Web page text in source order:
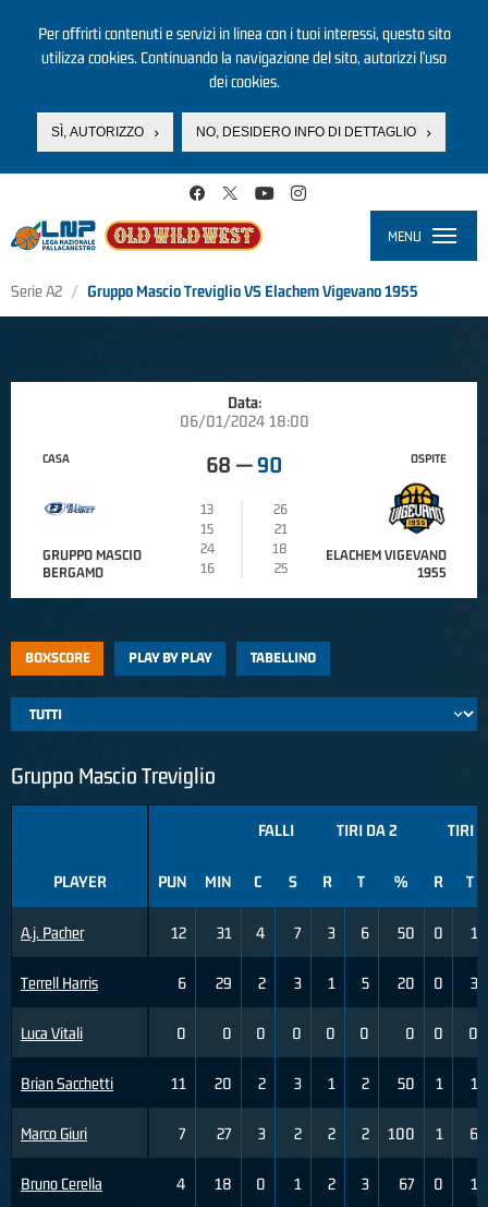
Per offrirti contenuti e servizi in linea con i tuoi interessi, questo sito
utilizza cookies. Continuando la navigazione del sito, autorizzi l’uso
dei cookies.
SÌ, AUTORIZZO NO, DESIDERO INFO DI DETTAGLIO
MENU
Serie A2 Gruppo Mascio Treviglio VS Elachem Vigevano 1955
Data:
06/01/2024 18:00
CASA
GRUPPO MASCIO
BERGAMO
68 — 90
13
26
15
21
24
18
16
25
OSPITE
ELACHEM VIGEVANO
1955
BOXSCORE PLAY BY PLAY TABELLINO
Gruppo Mascio Treviglio
PLAYER
A.j. Pacher
Terrell Harris
Luca Vitali
Brian Sacchetti
Marco Giuri
Bruno Cerella
FALLI TIRI DA 2 TIRI
PUN MIN C S R T % R T
12 31 4 7 3 6 50 0 1
6 29 2 3 1 5 20 0 3
0 0 0 0 0 0 0 0 0
11 20 2 3 1 2 50 1 1
7 27 3 2 2 2 100 1 6
4 18 0 1 2 3 67 0 1